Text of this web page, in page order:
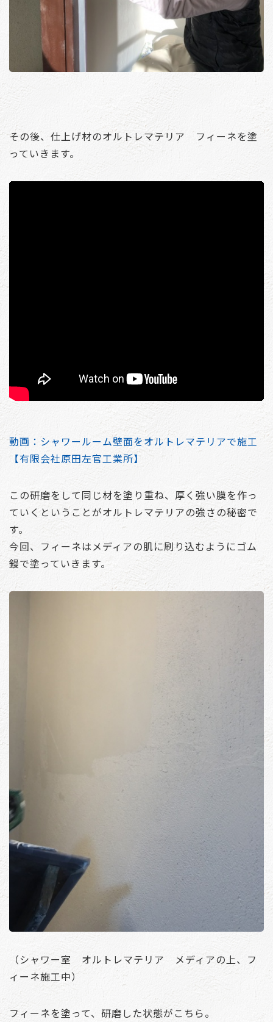
その後、仕上げ材のオルトレマテリア フィーネを塗
っていきます。
動画：シャワールーム壁面をオルトレマテリアで施工
【有限会社原田左官工業所】
この研磨をして同じ材を塗り重ね、厚く強い膜を作っ
ていくということがオルトレマテリアの強さの秘密で
す。
今回、フィーネはメディアの肌に刷り込むようにゴム
鏝で塗っていきます。
（シャワー室 オルトレマテリア メディアの上、フ
ィーネ施工中）
フィーネを塗って、研磨した状態がこちら。